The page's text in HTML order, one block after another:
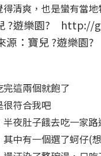
清爽，也是蠻有當
源：寶兒 ?遊樂
這兩個就飽了
很符合我吧
夜肚子餓去吃一家
中有一個選了蚵仔(